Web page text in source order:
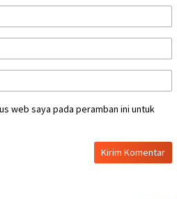
web saya pada peramban ini untuk